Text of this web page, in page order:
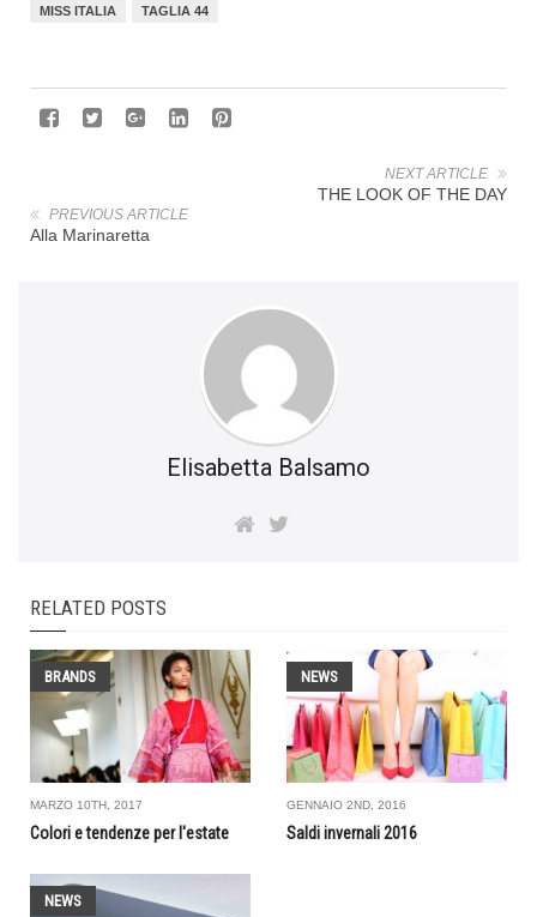
MISS ITALIA TAGLIA 44
NEXT ARTICLE
THE LOOK OF THE DAY
PREVIOUS ARTICLE
Alla Marinaretta
Elisabetta Balsamo
RELATED POSTS
BRANDS
MARZO 10TH, 2017
Colori e tendenze per l'estate
NEWS
GENNAIO 2ND, 2016
Saldi invernali 2016
NEWS